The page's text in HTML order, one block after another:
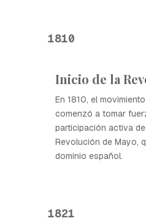
1810
Inicio de la
En 1810, el
comenzó a tomar
participación activa
Revolución de Mayo,
dominio español.
1821